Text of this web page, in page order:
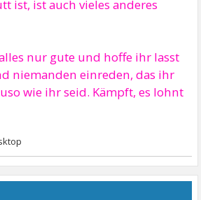
ist, ist auch vieles anderes
nur gute und hoffe ihr lasst
niemanden einreden, das ihr
wie ihr seid. Kämpft, es lohnt